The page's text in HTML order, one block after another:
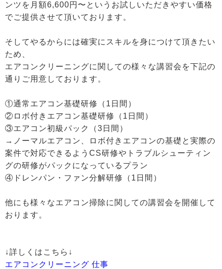
ンツを月額6,600円〜というお試しいただきやすい価格
でご提供させて頂いております。
そしてやるからには確実にスキルを身につけて頂きたい
ため、
エアコンクリーニングに関しての様々な講習会を下記の
通りご用意しております。
①通常エアコン基礎研修（1日間）
②ロボ付きエアコン基礎研修（1日間）
③エアコン初級パック（3日間）
→ノーマルエアコン、ロボ付きエアコンの基礎と実際の
案件で対応できるようCS研修やトラブルシューティン
グの研修がパックになっているプラン
④ドレンパン・ファン分解研修（1日間）
他にも様々なエアコン掃除に関しての講習会を開催して
おります。
↓詳しくはこちら↓
エアコンクリーニング 仕事